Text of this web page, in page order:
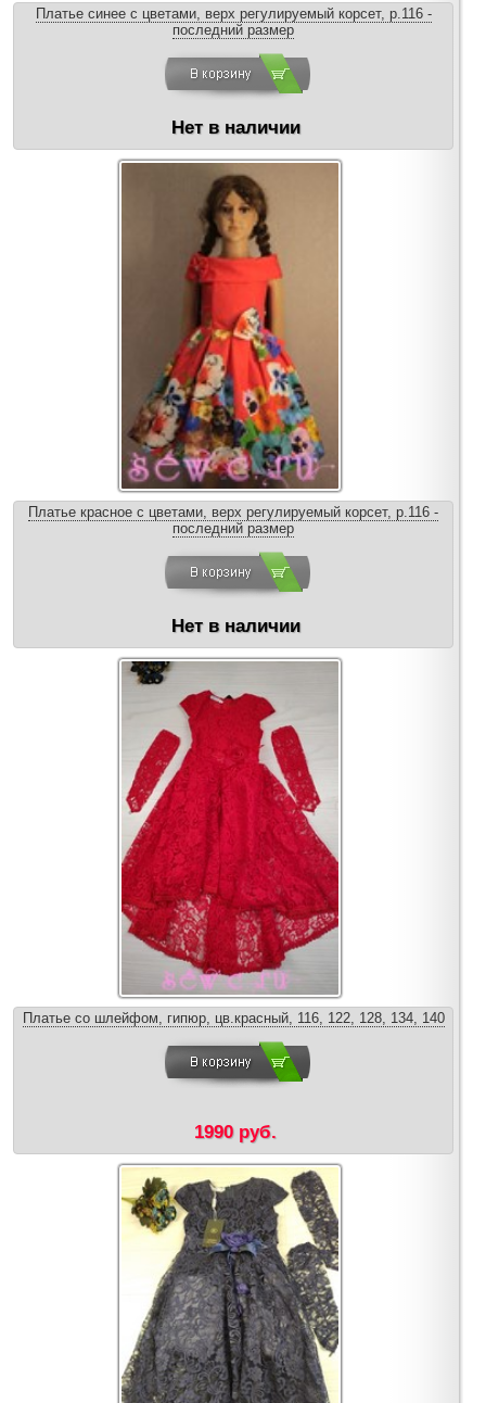
Платье синее с цветами, верх регулируемый корсет, р.116 -
последний размер
Нет в наличии
Платье красное с цветами, верх регулируемый корсет, р.116 -
последний размер
Нет в наличии
Платье со шлейфом, гипюр, цв.красный, 116, 122, 128, 134, 140
1990 руб.